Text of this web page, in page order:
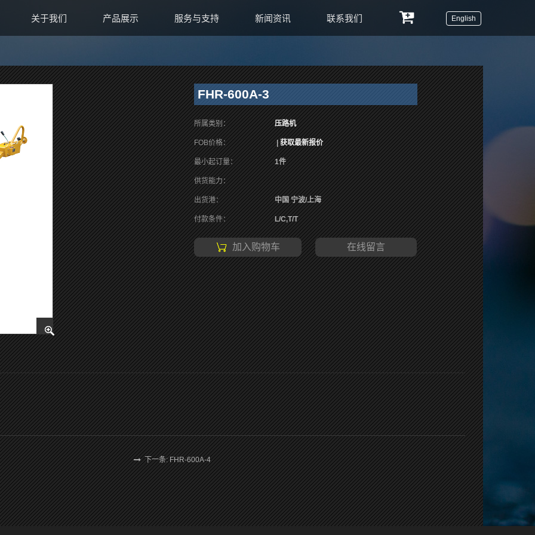
关于我们 产品展示 服务与支持 新闻资讯 联系我们 English
FHR-600A-3
所属类别： 压路机
FOB价格： |获取最新报价
最小起订量： 1件
供货能力：
出货港： 中国 宁波/上海
付款条件： L/C,T/T
加入购物车 在线留言
下一条: FHR-600A-4